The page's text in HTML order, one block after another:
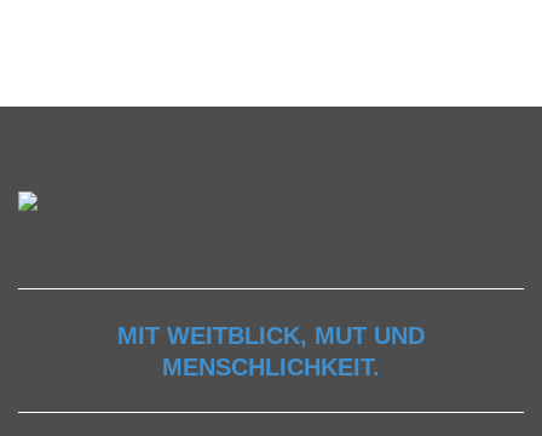
MIT WEITBLICK, MUT UND
MENSCHLICHKEIT.